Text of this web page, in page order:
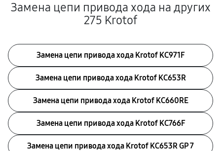
Замена цепи привода хода на других
275 Krotof
Замена цепи привода хода Krotof KC971F
Замена цепи привода хода Krotof KC653R
Замена цепи привода хода Krotof KC660RE
Замена цепи привода хода Krotof KC766F
Замена цепи привода хода Krotof KC653R GP 7